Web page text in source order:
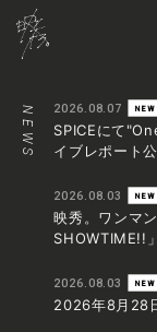
HOME
NEWS
LIVE
MEDIA
DISCO
NEWS 2026.08.07
SPICEにて
イブレポート公
2026.08.03
映秀。ワンマ
SHOWTIME!!
2026.08.03
2026年8月28